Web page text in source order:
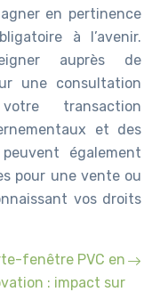
en pertinence
à l’avenir.
auprès de
une consultation
transaction
et des
également
pour une vente ou
vos droits
fenêtre PVC en
: impact sur